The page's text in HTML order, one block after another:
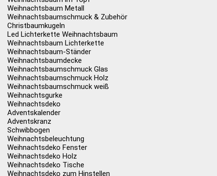
Weihnachtsbaum Metall
Weihnachtsbaumschmuck & Zubehör
Christbaumkugeln
Led Lichterkette Weihnachtsbaum
Weihnachtsbaum Lichterkette
Weihnachtsbaum-Ständer
Weihnachtsbaumdecke
Weihnachtsbaumschmuck Glas
Weihnachtsbaumschmuck Holz
Weihnachtsbaumschmuck weiß
Weihnachtsgurke
Weihnachtsdeko
Adventskalender
Adventskranz
Schwibbogen
Weihnachtsbeleuchtung
Weihnachtsdeko Fenster
Weihnachtsdeko Holz
Weihnachtsdeko Tische
Weihnachtsdeko zum Hinstellen